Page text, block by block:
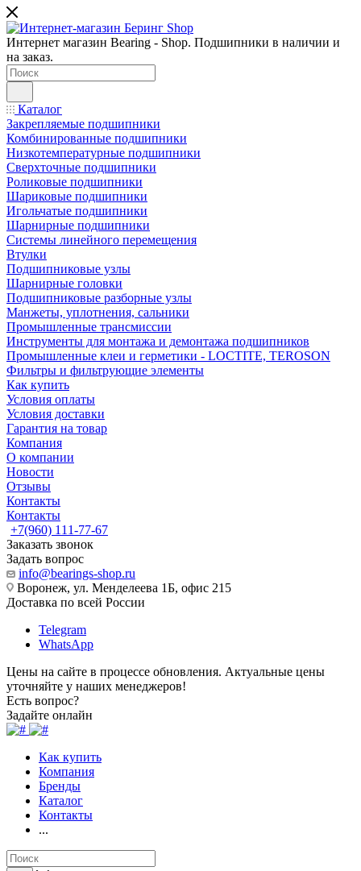
Интернет магазин Bearing - Shop. Подшипники в наличии и
на заказ.
Каталог
Закрепляемые подшипники
Комбинированные подшипники
Низкотемпературные подшипники
Сверхточные подшипники
Роликовые подшипники
Шариковые подшипники
Игольчатые подшипники
Шарнирные подшипники
Системы линейного перемещения
Втулки
Подшипниковые узлы
Шарнирные головки
Подшипниковые разборные узлы
Манжеты, уплотнения, сальники
Промышленные трансмиссии
Инструменты для монтажа и демонтажа подшипников
Промышленные клеи и герметики - LOCTITE, TEROSON
Фильтры и фильтрующие элементы
Как купить
Условия оплаты
Условия доставки
Гарантия на товар
Компания
О компании
Новости
Отзывы
Контакты
Контакты
+7(960) 111-77-67
Заказать звонок
Задать вопрос
info@bearings-shop.ru
Воронеж, ул. Менделеева 1Б, офис 215
Доставка по всей России
Telegram
WhatsApp
Цены на сайте в процессе обновления. Актуальные цены
уточняйте у наших менеджеров!
Есть вопрос?
Задайте онлайн
Как купить
Компания
Бренды
Каталог
Контакты
...